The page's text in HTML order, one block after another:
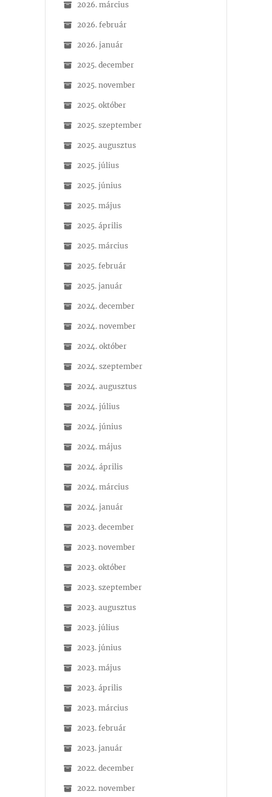
2026. március
2026. február
2026. január
2025. december
2025. november
2025. október
2025. szeptember
2025. augusztus
2025. július
2025. június
2025. május
2025. április
2025. március
2025. február
2025. január
2024. december
2024. november
2024. október
2024. szeptember
2024. augusztus
2024. július
2024. június
2024. május
2024. április
2024. március
2024. január
2023. december
2023. november
2023. október
2023. szeptember
2023. augusztus
2023. július
2023. június
2023. május
2023. április
2023. március
2023. február
2023. január
2022. december
2022. november